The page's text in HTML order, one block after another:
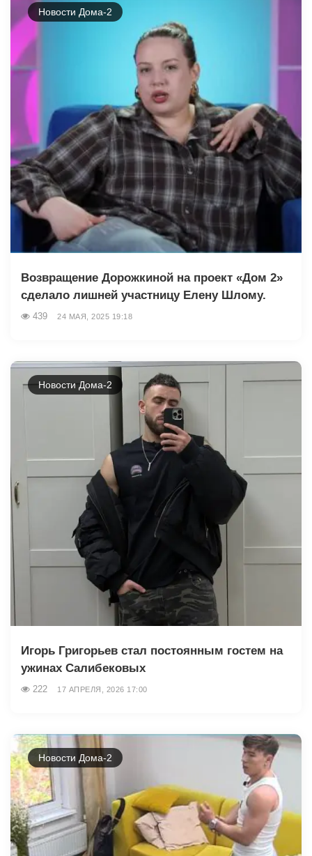
Новости Дома-2
Возвращение Дорожкиной на проект «Дом 2»
сделало лишней участницу Елену Шлому.
439 24 МАЯ, 2025 19:18
Новости Дома-2
Игорь Григорьев стал постоянным гостем на
ужинах Салибековых
222 17 АПРЕЛЯ, 2026 17:00
Новости Дома-2